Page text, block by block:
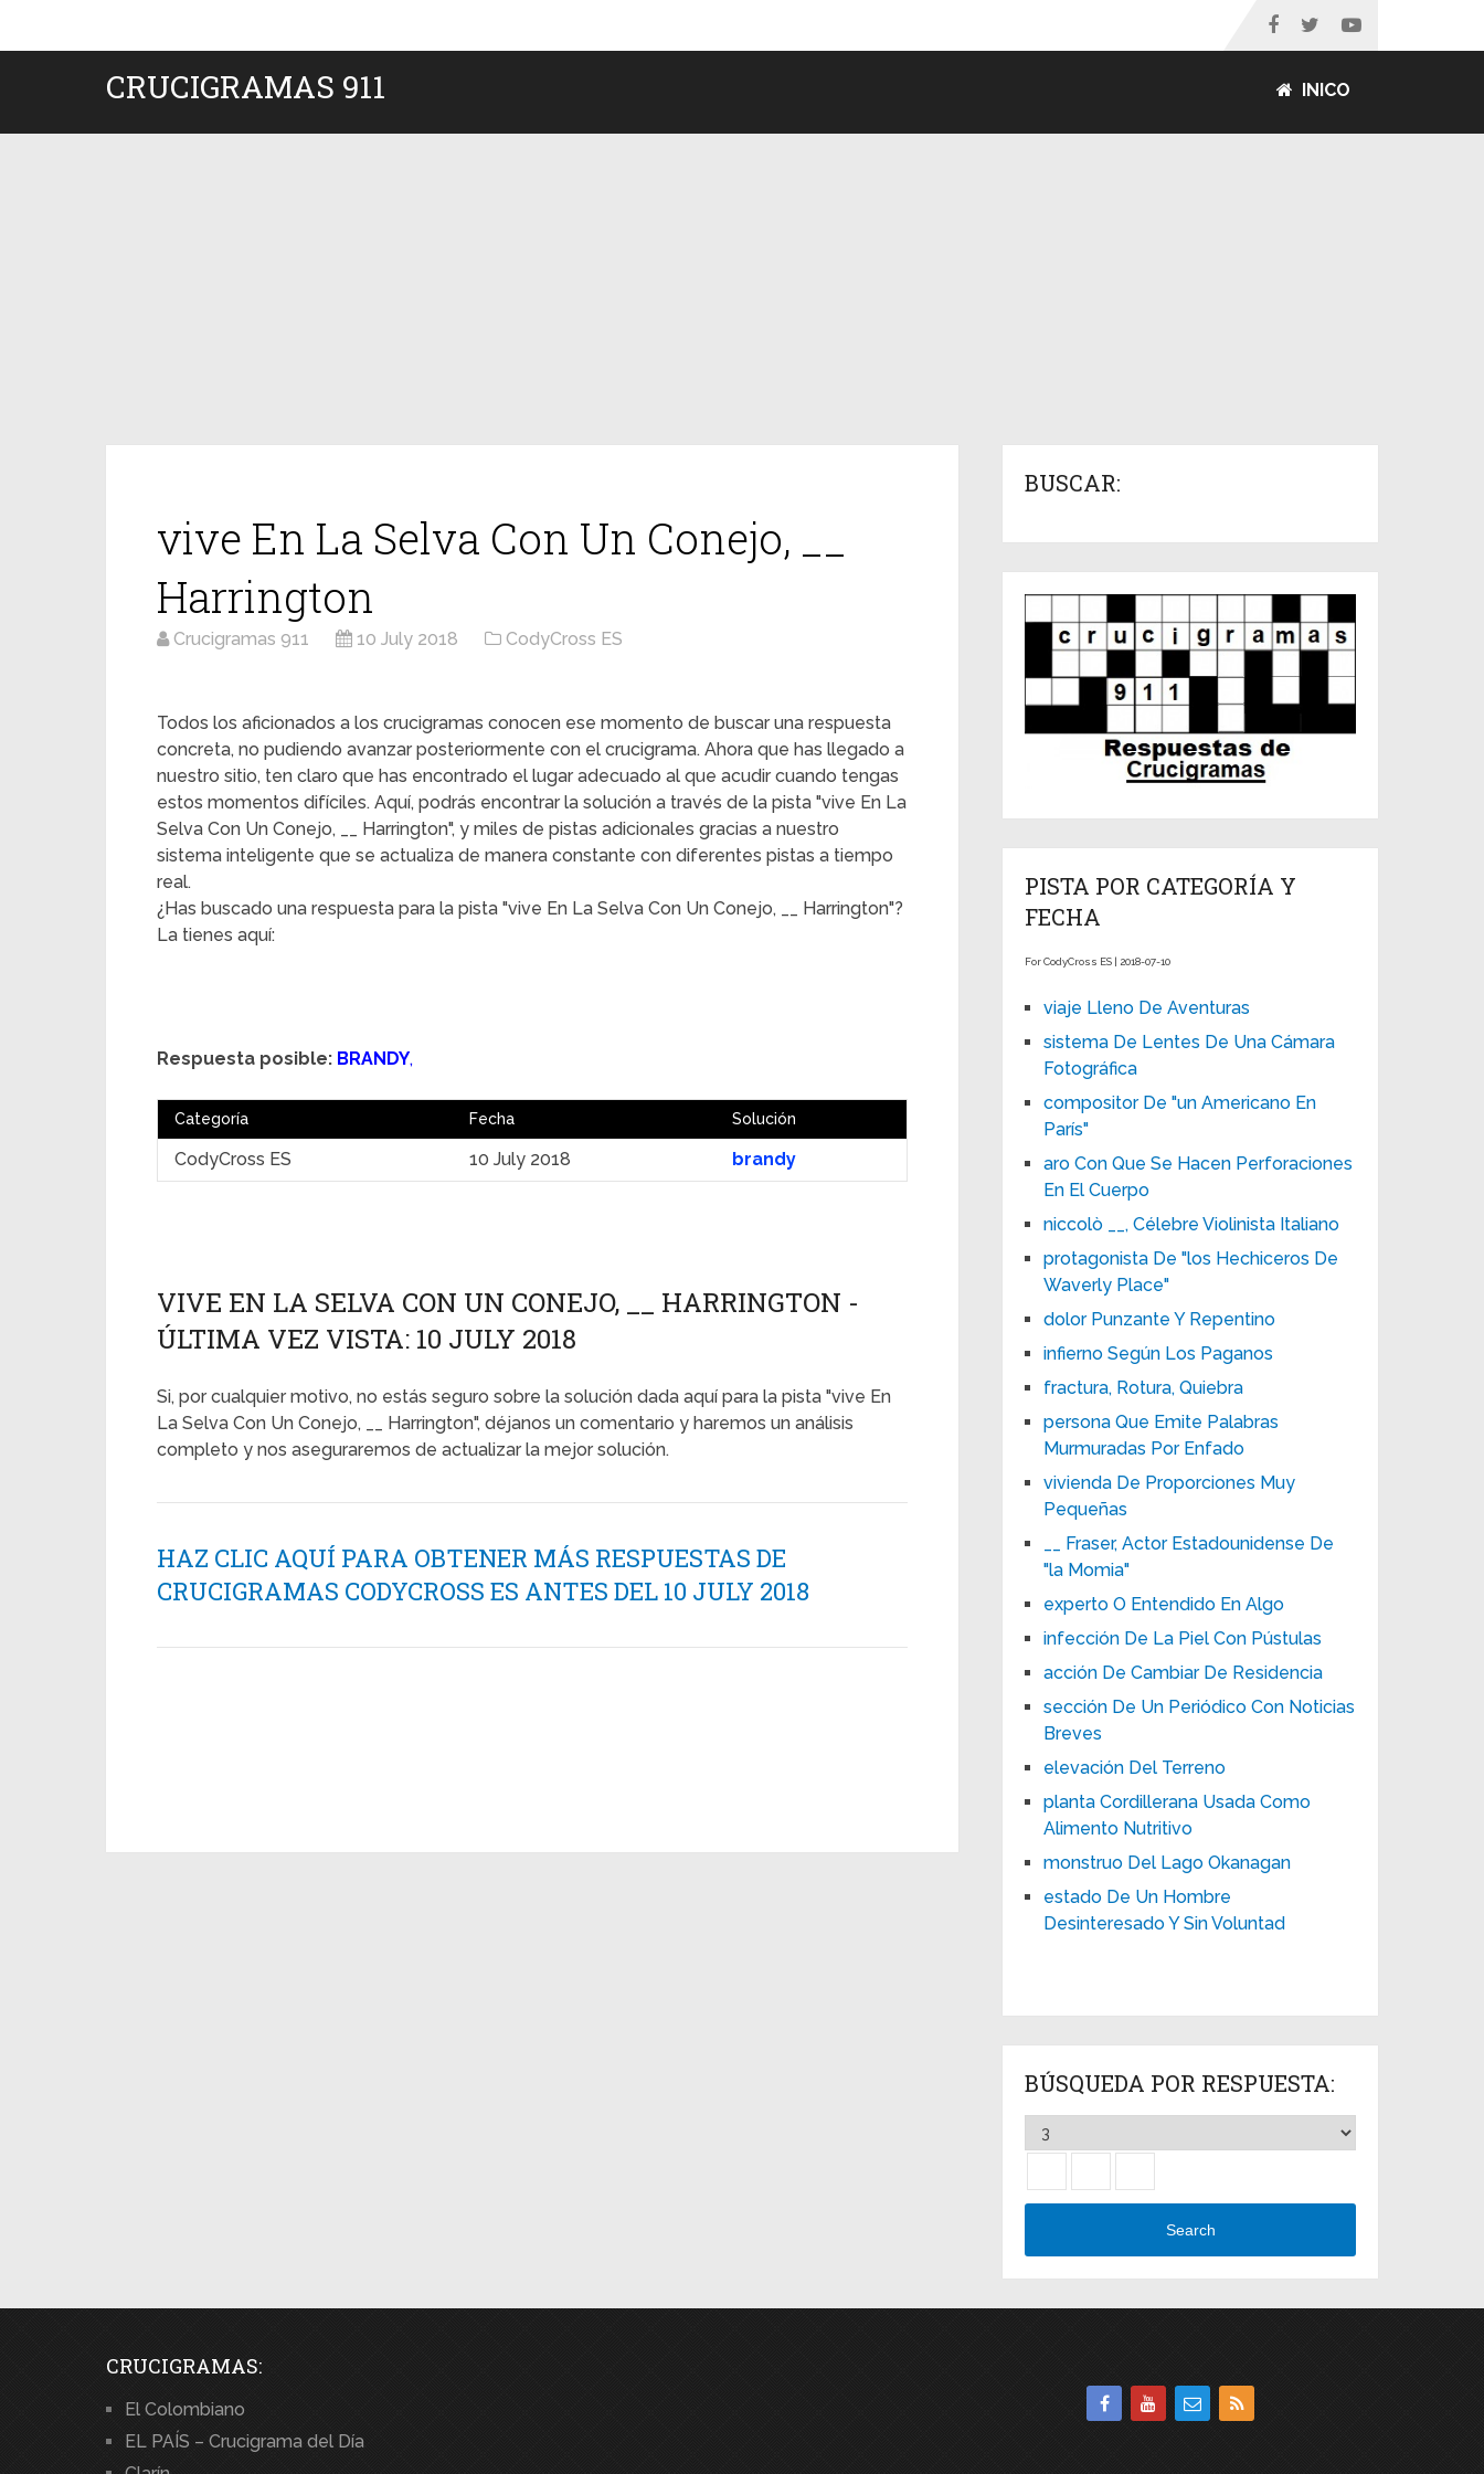
CRUCIGRAMAS 911 INICO
vive En La Selva Con Un Conejo, __
Harrington
Crucigramas 911 10 July 2018 CodyCross ES
Todos los aficionados a los crucigramas conocen ese momento de buscar una respuesta
concreta, no pudiendo avanzar posteriormente con el crucigrama. Ahora que has llegado a
nuestro sitio, ten claro que has encontrado el lugar adecuado al que acudir cuando tengas
estos momentos difíciles. Aquí, podrás encontrar la solución a través de la pista "vive En La
Selva Con Un Conejo, __ Harrington", y miles de pistas adicionales gracias a nuestro
sistema inteligente que se actualiza de manera constante con diferentes pistas a tiempo
real.
¿Has buscado una respuesta para la pista "vive En La Selva Con Un Conejo, __ Harrington"?
La tienes aquí:
Respuesta posible: BRANDY,
Categoría Fecha Solución
CodyCross ES 10 July 2018 brandy
VIVE EN LA SELVA CON UN CONEJO, __ HARRINGTON -
ÚLTIMA VEZ VISTA: 10 JULY 2018
Si, por cualquier motivo, no estás seguro sobre la solución dada aquí para la pista "vive En
La Selva Con Un Conejo, __ Harrington", déjanos un comentario y haremos un análisis
completo y nos aseguraremos de actualizar la mejor solución.
HAZ CLIC AQUÍ PARA OBTENER MÁS RESPUESTAS DE
CRUCIGRAMAS CODYCROSS ES ANTES DEL 10 JULY 2018
BUSCAR:
PISTA POR CATEGORÍA Y
FECHA
For CodyCross ES | 2018-07-10
viaje Lleno De Aventuras
sistema De Lentes De Una Cámara
Fotográfica
compositor De "un Americano En
París"
aro Con Que Se Hacen Perforaciones
En El Cuerpo
niccolò __, Célebre Violinista Italiano
protagonista De "los Hechiceros De
Waverly Place"
dolor Punzante Y Repentino
infierno Según Los Paganos
fractura, Rotura, Quiebra
persona Que Emite Palabras
Murmuradas Por Enfado
vivienda De Proporciones Muy
Pequeñas
__ Fraser, Actor Estadounidense De
"la Momia"
experto O Entendido En Algo
infección De La Piel Con Pústulas
acción De Cambiar De Residencia
sección De Un Periódico Con Noticias
Breves
elevación Del Terreno
planta Cordillerana Usada Como
Alimento Nutritivo
monstruo Del Lago Okanagan
estado De Un Hombre
Desinteresado Y Sin Voluntad
BÚSQUEDA POR RESPUESTA:
Search
CRUCIGRAMAS:
El Colombiano
EL PAÍS – Crucigrama del Día